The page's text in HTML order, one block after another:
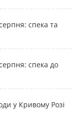
спека та
спека до
у Кривому Розі